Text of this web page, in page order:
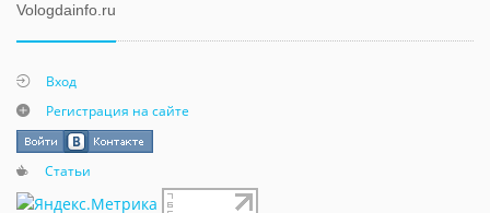
Vologdainfo.ru
Вход
Регистрация на сайте
Статьи